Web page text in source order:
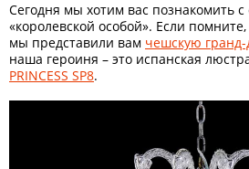
Сегодня мы хотим вас познакомить
«королевской особой». Если
мы представили вам чешскую
наша героиня – это испанская
PRINCESS SP8.